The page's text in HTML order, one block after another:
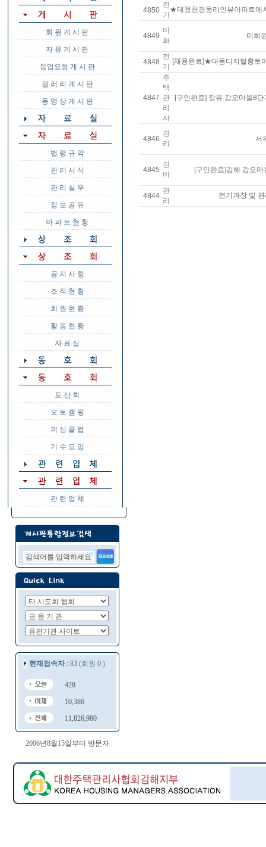
회 원 게 시 판
자 유 게 시 판
등업요청 게 시 판
갤 러 리 게 시 판
동 영 상 게 시 판
법 령 규 약
관 리 서 식
관 리 실 무
정 보 공 유
아 파 트 현 황
공 지 사 항
조 직 현 황
회 원 현 황
활 동 현 황
자 료 실
토 산 회
오 토 캠 핑
피 싱 클 럽
기 수 모 임
관 련 업 체
현재접속자: 83 (회원 0 )
428
10,386
11,826,980
2006년8월15일부터 방문자
4850
전
기
★대청천경동리인뷰아파트에
4849
미
화
미화
4848
전
기
[채용완료]★대동디지털황토
4847
주
택
관
리
사
[구인완료] 장유 갑오마을8
4846
경
리
서
4845
경
비
[구인완료]김해 갑오
4844
관
리
전기과장 및